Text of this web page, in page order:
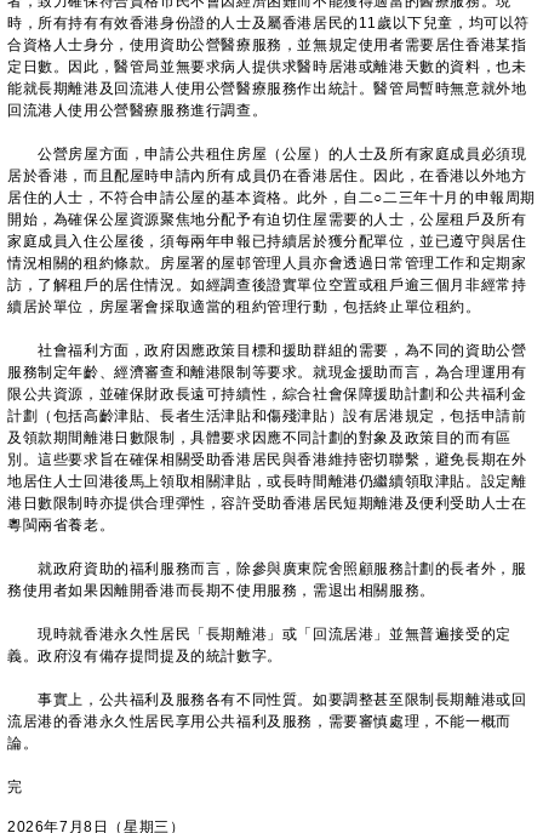
時，所有持有有效香港身份證的人士及屬香港居民的11歲以下兒童，均可以符
合資格人士身分，使用資助公營醫療服務，並無規定使用者需要居住香港某指
定日數。因此，醫管局並無要求病人提供求醫時居港或離港天數的資料，也未
能就長期離港及回流港人使用公營醫療服務作出統計。醫管局暫時無意就外地
回流港人使用公營醫療服務進行調查。
公營房屋方面，申請公共租住房屋（公屋）的人士及所有家庭成員必須現
居於香港，而且配屋時申請內所有成員仍在香港居住。因此，在香港以外地方
居住的人士，不符合申請公屋的基本資格。此外，自二○二三年十月的申報周期
開始，為確保公屋資源聚焦地分配予有迫切住屋需要的人士，公屋租戶及所有
家庭成員入住公屋後，須每兩年申報已持續居於獲分配單位，並已遵守與居住
情況相關的租約條款。房屋署的屋邨管理人員亦會透過日常管理工作和定期家
訪，了解租戶的居住情況。如經調查後證實單位空置或租戶逾三個月非經常持
續居於單位，房屋署會採取適當的租約管理行動，包括終止單位租約。
社會福利方面，政府因應政策目標和援助群組的需要，為不同的資助公營
服務制定年齡、經濟審查和離港限制等要求。就現金援助而言，為合理運用有
限公共資源，並確保財政長遠可持續性，綜合社會保障援助計劃和公共福利金
計劃（包括高齡津貼、長者生活津貼和傷殘津貼）設有居港規定，包括申請前
及領款期間離港日數限制，具體要求因應不同計劃的對象及政策目的而有區
別。這些要求旨在確保相關受助香港居民與香港維持密切聯繫，避免長期在外
地居住人士回港後馬上領取相關津貼，或長時間離港仍繼續領取津貼。設定離
港日數限制時亦提供合理彈性，容許受助香港居民短期離港及便利受助人士在
粵閩兩省養老。
就政府資助的福利服務而言，除參與廣東院舍照顧服務計劃的長者外，服
務使用者如果因離開香港而長期不使用服務，需退出相關服務。
現時就香港永久性居民「長期離港」或「回流居港」並無普遍接受的定
義。政府沒有備存提問提及的統計數字。
事實上，公共福利及服務各有不同性質。如要調整甚至限制長期離港或回
流居港的香港永久性居民享用公共福利及服務，需要審慎處理，不能一概而
論。
完
2026年7月8日（星期三）